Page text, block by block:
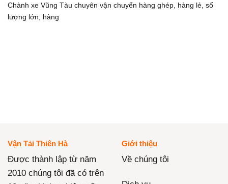
Chành xe Vũng Tàu chuyên vận chuyển hàng ghép, hàng lẻ, số
lượng lớn, hàng
Vận Tải Thiên Hà
Được thành lập từ năm
2010 chúng tôi đã có trên
Giới thiệu
Về chúng tôi